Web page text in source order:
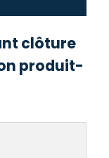
clôture
produit-